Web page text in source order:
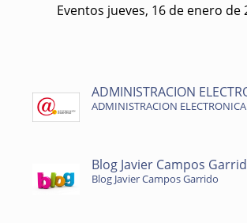
Eventos jueves, 16 de enero de
ADMINISTRACION
ADMINISTRACION ELECTRONICA
Blog Javier Campos
Blog Javier Campos Garrido